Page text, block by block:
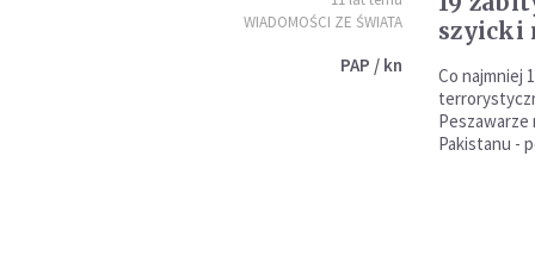
WIADOMOŚCI ZE ŚWIATA
PAP / kn
szyicki
Co najmniej
Peszawarze
Pakistanu -